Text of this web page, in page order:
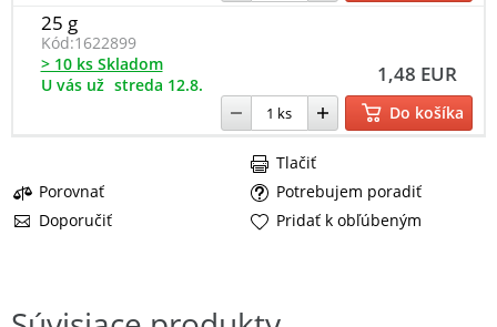
25 g
Kód:1622899
1,48 EUR
> 10 ks Skladom
U vás už streda 12.8.
Do košíka
Porovnať
Potrebujem poradiť
Doporučiť
Tlačiť
Pridať k obľúbeným